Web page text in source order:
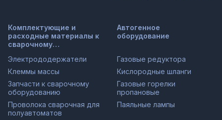
Комплектующие и
расходные материалы к
сварочному
Электрододержатели
Клеммы массы
Запчасти к сварочному
оборудованию
Проволока сварочная для
полуавтоматов
Автогенное
оборудование
Газовые редуктора
Кислородные шланги
Газовые горелки
пропановые
Паяльные лампы